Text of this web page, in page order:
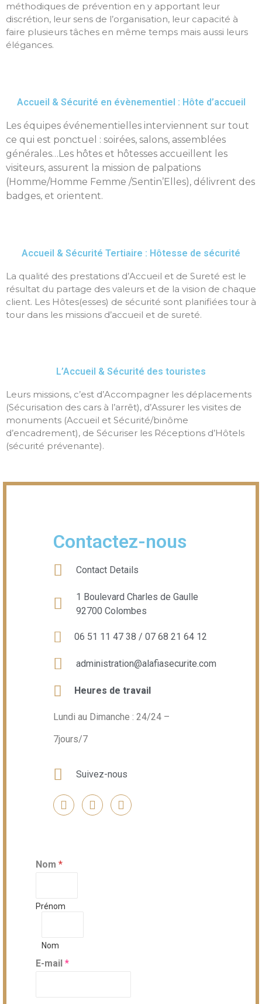
méthodiques de prévention en y apportant leur
discrétion, leur sens de l’organisation, leur capacité à
faire plusieurs tâches en même temps mais aussi leurs
élégances.
Accueil & Sécurité en évènementiel : Hôte d’accueil
Les équipes événementielles interviennent sur tout
ce qui est ponctuel : soirées, salons, assemblées
générales…Les hôtes et hôtesses accueillent les
visiteurs, assurent la mission de palpations
(Homme/Homme Femme /Sentin’Elles), délivrent des
badges, et orientent.
Accueil & Sécurité Tertiaire : Hôtesse de sécurité
La qualité des prestations d’Accueil et de Sureté est le
résultat du partage des valeurs et de la vision de chaque
client. Les Hôtes(esses) de sécurité sont planifiées tour à
tour dans les missions d’accueil et de sureté.
L’Accueil & Sécurité des touristes
Leurs missions, c’est d’Accompagner les déplacements
(Sécurisation des cars à l’arrêt), d’Assurer les visites de
monuments (Accueil et Sécurité/binôme
d’encadrement), de Sécuriser les Réceptions d’Hôtels
(sécurité prévenante).
Contactez-nous
Contact Details
1 Boulevard Charles de Gaulle
92700 Colombes
06 51 11 47 38 / 07 68 21 64 12
administration@alafiasecurite.com
Heures de travail
Lundi au Dimanche : 24/24 –
7jours/7
Suivez-nous
Nom *
Prénom
Nom
E-mail *